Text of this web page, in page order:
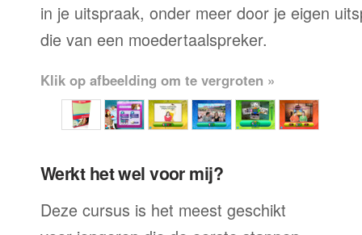
in je uitspraak, onder meer door je eigen
die van een moedertaalspreker.
Klik op afbeelding om te vergroten »
Werkt het wel voor mij?
Deze cursus is het meest geschikt